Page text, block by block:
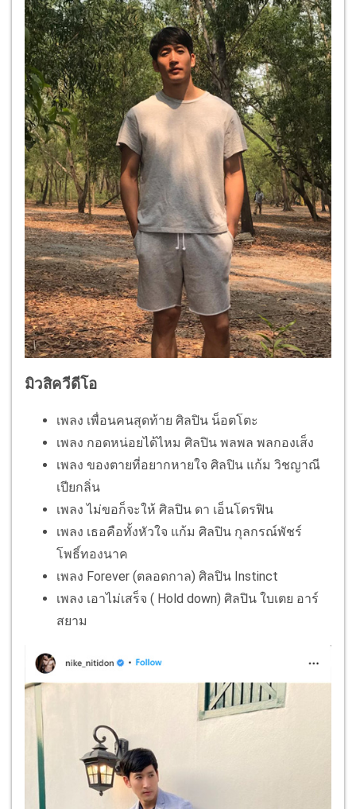
มิวสิควีดีโอ
เพลง เพื่อนคนสุดท้าย ศิลปิน น็อตโตะ
เพลง กอดหน่อยได้ไหม ศิลปิน พลพล พลกองเส็ง
เพลง ของตายที่อยากหายใจ ศิลปิน แก้ม วิชญาณี
เปียกลิ่น
เพลง ไม่ขอก็จะให้ ศิลปิน ดา เอ็นโดรฟิน
เพลง เธอคือทั้งหัวใจ แก้ม ศิลปิน กุลกรณ์พัชร์
โพธิ์ทองนาค
เพลง Forever (ตลอดกาล) ศิลปิน Instinct
เพลง เอาไม่เสร็จ ( Hold down) ศิลปิน ใบเตย อาร์
สยาม